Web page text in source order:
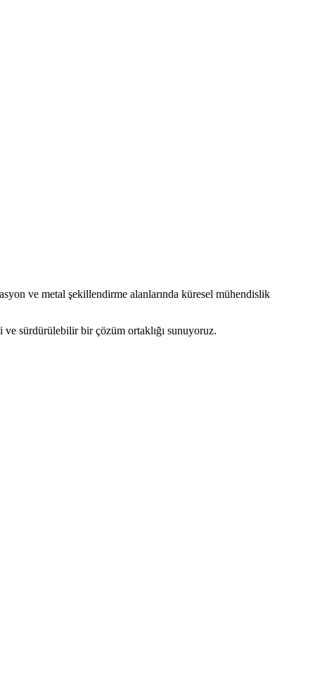
ve metal şekillendirme alanlarında küresel mühendislik
sürdürülebilir bir çözüm ortaklığı sunuyoruz.